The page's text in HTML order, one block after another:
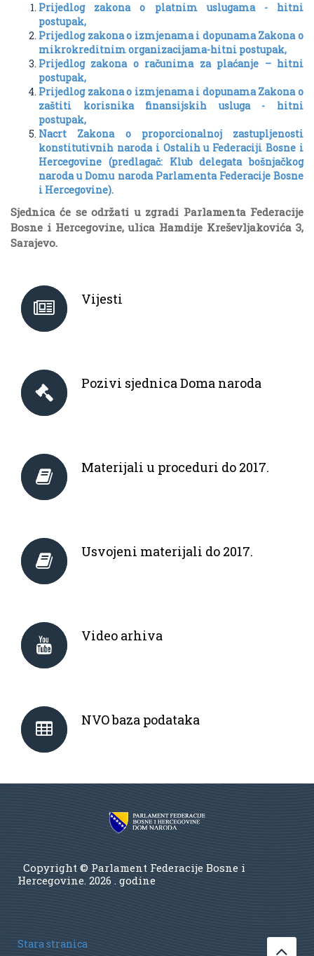
Prijedlog zakona o platnim uslugama - hitni
postupak,
Prijedlog zakona o izmjenama i dopunama Zakona o
mikrokreditnim organizacijama-hitni postupak,
Prijedlog zakona o računima za plaćanje – hitni
postupak,
Prijedlog zakona o izmjenama i dopunama Zakona o
zaštiti korisnika finansijskih usluga - hitni
postupak,
Nacrt Zakona o proporcionalnoj zastupljenosti
konstitutivnih naroda i Ostalih u Federaciji Bosne i
Hercegovine (predlagač: Klub delegata bošnjačkog
naroda u Domu naroda Parlamenta Federacije Bosne
i Hercegovine).
Sjednica će se održati u zgradi Parlamenta Federacije
Bosne i Hercegovine, ulica Hamdije Kreševljakovića 3,
Sarajevo.
Vijesti
Pozivi sjednica Doma naroda
Materijali u proceduri do 2017.
Usvojeni materijali do 2017.
Video arhiva
NVO baza podataka
Copyright © Parlament Federacije Bosne i
Hercegovine. 2026 . godine
Stara stranica